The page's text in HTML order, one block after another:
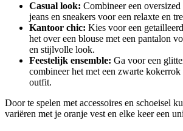
Casual look: Combineer een oversized
jeans en sneakers voor een relaxte en
Kantoor chic: Kies voor een
het over een blouse met een pantalon
en stijlvolle look.
Feestelijk ensemble: Ga voor een
combineer het met een zwarte
outfit.
Door te spelen met accessoires en schoeisel
variëren met je oranje vest en elke keer een